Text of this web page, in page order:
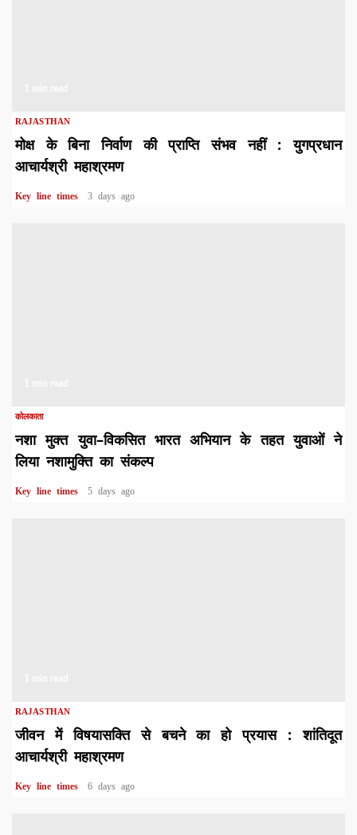
RAJASTHAN
मोक्ष के बिना निर्वाण की प्राप्ति संभव नहीं : युगप्रधान
आचार्यश्री महाश्रमण
Key line times 3 days ago
कोलकाता
नशा मुक्त युवा–विकसित भारत अभियान के तहत युवाओं ने
लिया नशामुक्ति का संकल्प
Key line times 5 days ago
RAJASTHAN
जीवन में विषयासक्ति से बचने का हो प्रयास : शांतिदूत
आचार्यश्री महाश्रमण
Key line times 6 days ago